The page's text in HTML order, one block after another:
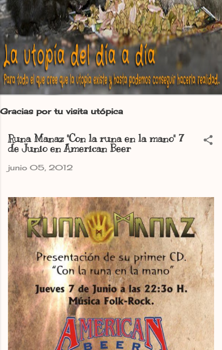
Gracias por tu visita utópica
Runa Manaz "Con la runa en la mano" 7
de Junio en American Beer
junio 05, 2012